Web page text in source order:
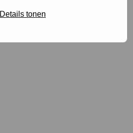
Details tonen